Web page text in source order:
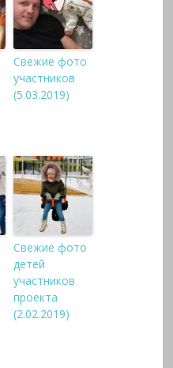
Свежие фото
участников
(5.03.2019)
Свежие фото
детей
участников
проекта
(2.02.2019)